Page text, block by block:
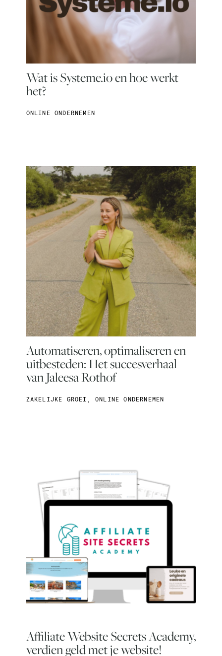
Wat is Systeme.io en hoe werkt
het?
ONLINE ONDERNEMEN
Automatiseren, optimaliseren en
uitbesteden: Het succesverhaal
van Jaleesa Rothof
ZAKELIJKE GROEI ONLINE ONDERNEMEN
Affiliate Website Secrets Academy,
verdien geld met je website!